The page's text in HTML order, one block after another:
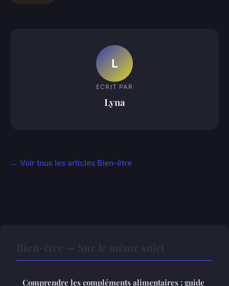
L
ECRIT PAR
Lyna
← Voir tous les articles Bien-être
Comprendre les compléments alimentaires : guide